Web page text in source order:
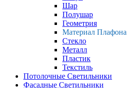
Шар
Полушар
Геометрия
Материал Плафона
Стекло
Металл
Пластик
Текстиль
Потолочные Светильники
Фасадные Светильники